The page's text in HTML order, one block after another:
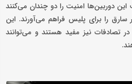
دوربین‌ها امنیت را دو چندان می‌کنند
را برای پلیس فراهم می‌آورند. این
در تصادفات نیز مفید هستند و می‌توانند